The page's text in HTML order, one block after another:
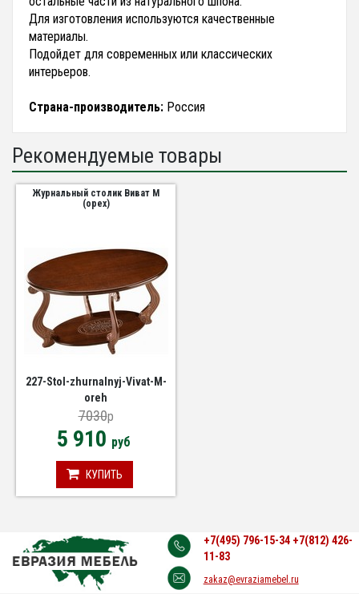
Для изготовления используются качественные
материалы.
Подойдет для современных или классических
интерьеров.
Страна-производитель: Россия
Рекомендуемые товары
Журнальный столик Виват М
(орех)
227-Stol-zhurnalnyj-Vivat-M-
oreh
7030p
5 910 руб
КУПИТЬ
+7(495) 796-15-34 +7(812) 426-
11-83
zakaz@evraziamebel.ru